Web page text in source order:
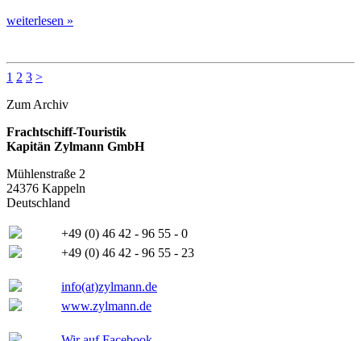
weiterlesen »
1 2 3 >
Zum Archiv
Frachtschiff-Touristik
Kapitän Zylmann GmbH
Mühlenstraße 2
24376 Kappeln
Deutschland
+49 (0) 46 42 - 96 55 - 0
+49 (0) 46 42 - 96 55 - 23
info(at)zylmann.de
www.zylmann.de